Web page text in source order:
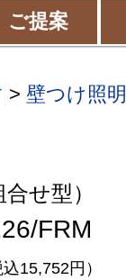
ご提案
> 壁つけ照明
せ型）
FRM
込15,752円）